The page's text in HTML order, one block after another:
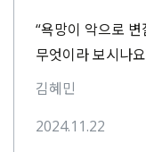
“욕망이 악으로
무엇이라 보시나
낭만적이고 뭉클
김혜민
2024.11.22